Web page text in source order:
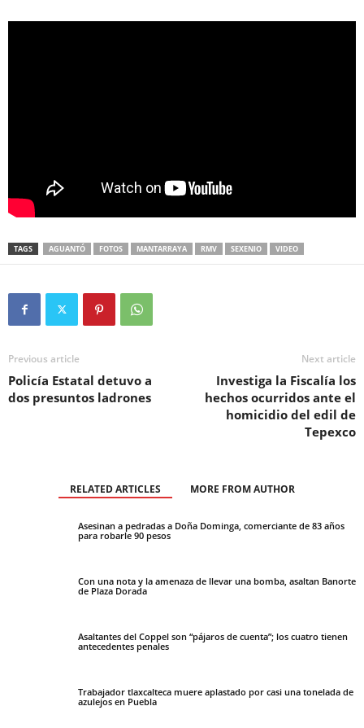
TAGS AGUANTÓ FOTOS MANTARRAYA RMV SEXENIO VIDEO
Previous article
Policía Estatal detuvo a
dos presuntos ladrones
Next article
Investiga la Fiscalía los
hechos ocurridos ante el
homicidio del edil de
Tepexco
RELATED ARTICLES MORE FROM AUTHOR
Asesinan a pedradas a Doña Dominga, comerciante de 83 años
para robarle 90 pesos
Con una nota y la amenaza de llevar una bomba, asaltan Banorte
de Plaza Dorada
Asaltantes del Coppel son “pájaros de cuenta”; los cuatro tienen
antecedentes penales
Trabajador tlaxcalteca muere aplastado por casi una tonelada de
azulejos en Puebla